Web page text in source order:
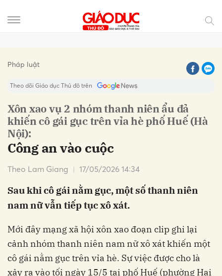
Pháp luật
Theo dõi Giáo dục Thủ đô trên
Xôn xao vụ 2 nhóm thanh niên ẩu đả
khiến cô gái gục trên vỉa hè phố Huế (Hà
Nội):
Công an vào cuộc
Theo Lam Giang 17/05/2026 14:34
Sau khi cô gái nằm gục, một số thanh niên
nam nữ vẫn tiếp tục xô xát.
Mới đây mạng xã hội xôn xao đoạn clip ghi lại
cảnh nhóm thanh niên nam nữ xô xát khiến một
cô gái nằm gục trên vỉa hè. Sự việc được cho là
xảy ra vào tối ngày 15/5 tại phố Huế (phường Hai
Gửi